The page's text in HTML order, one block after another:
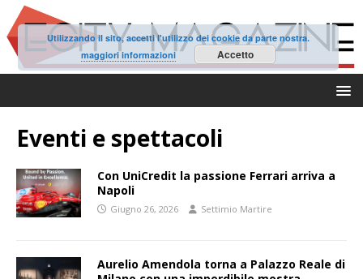
Eventi e spettacoli
Con UniCredit la passione Ferrari arriva a
Napoli
Giugno 26, 2026 Settimio Martire
Aurelio Amendola torna a Palazzo Reale di
Utilizzando il sito, accetti l'utilizzo dei cookie da parte nostra.
maggiori informazioni
Accetto